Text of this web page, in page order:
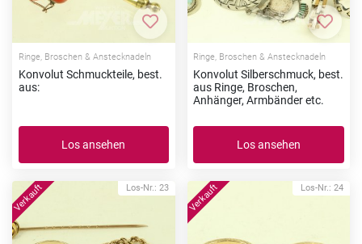
Zur Merkliste hinzufügen
Ringe, Broschen & Anstecknadeln
Konvolut Schmuckteile, best.
aus:
Los ansehen
Zur
Ringe, Broschen & Anstecknadeln
Konvolut Silberschmuck, best.
aus Ringe, Broschen,
Anhänger, Armbänder etc.
Los ansehen
Los-Nr.: 23 Los-Nr.: 24